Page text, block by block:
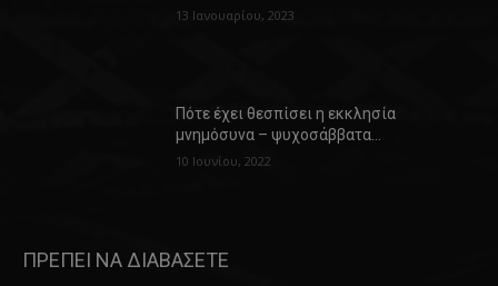
13 Ιανουαρίου, 2023
Πότε έχει θεσπίσει η εκκλησία
μνημόσυνα – ψυχοσάββατα…
10 Ιουνίου, 2022
ΠΡΕΠΕΙ ΝΑ ΔΙΑΒΑΣΕΤΕ